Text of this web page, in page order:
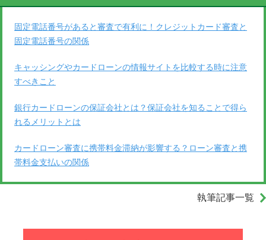
固定電話番号があると審査で有利に！クレジットカード審査と
固定電話番号の関係
キャッシングやカードローンの情報サイトを比較する時に注意
すべきこと
銀行カードローンの保証会社とは？保証会社を知ることで得ら
れるメリットとは
カードローン審査に携帯料金滞納が影響する？ローン審査と携
帯料金支払いの関係
執筆記事一覧